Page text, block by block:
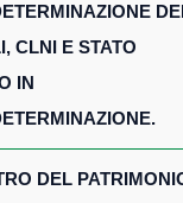
CLNI E STATO
IN
DEL